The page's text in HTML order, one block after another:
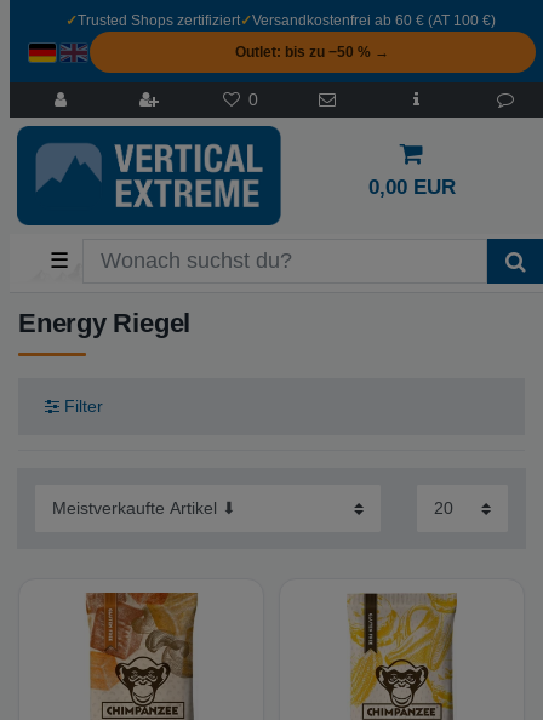
✓Trusted Shops zertifiziert✓Versandkostenfrei ab 60 € (AT 100 €)
Outlet: bis zu −50 % →
0
0,00 EUR
☰
Energy Riegel
Filter